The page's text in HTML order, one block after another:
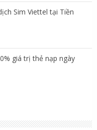
Sim Viettel tại Tiền
giá trị thẻ nạp ngày